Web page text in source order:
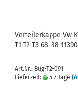
Verteilerkappe Vw
T1 T2 T3 68-88
Art.Nr.: Bug-T2-091
Lieferzeit:
5-7 Tage